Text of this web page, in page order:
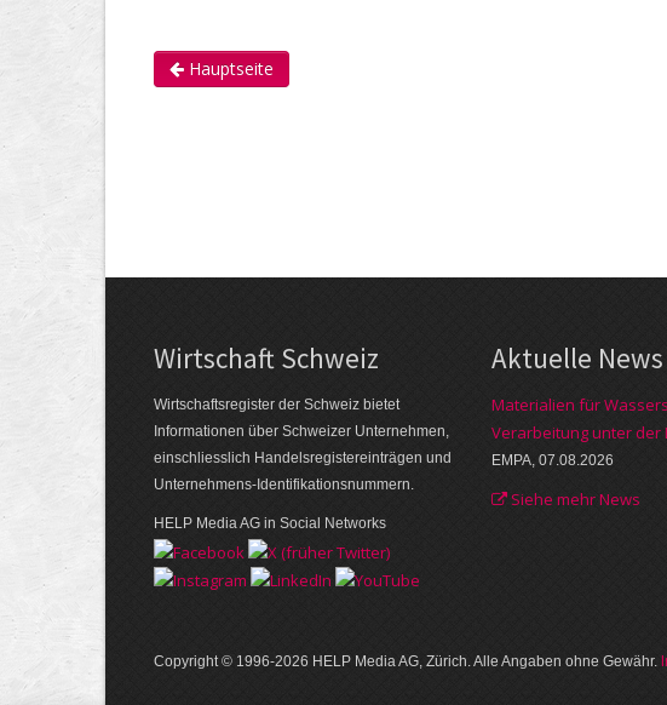
Hauptseite
Wirtschaft Schweiz
Wirtschaftsregister der Schweiz bietet
Informationen über Schweizer Unternehmen,
einschliesslich Handelsregistereinträgen und
Unternehmens-Identifikationsnummern.
HELP Media AG in Social Networks
Aktuelle News
Materialien für
Verarbeitung unter der
EMPA, 07.08.2026
Siehe mehr News
Copyright © 1996-2026 HELP Media AG, Zürich. Alle Angaben ohne Gewähr.